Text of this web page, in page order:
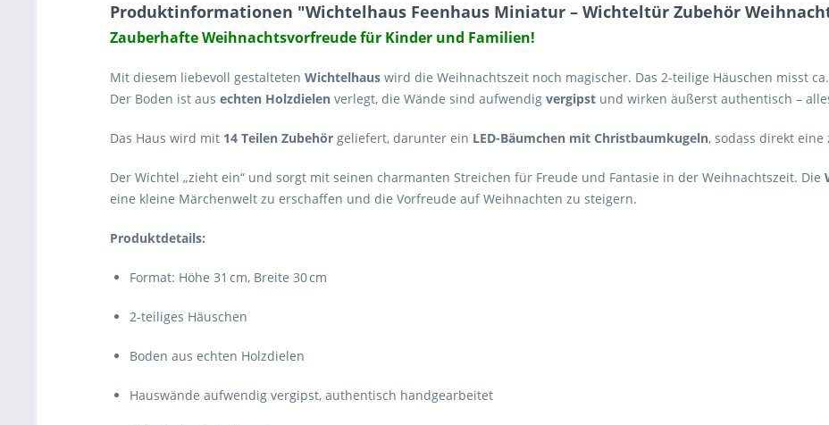
Produktinformationen "Wichtelhaus Feenhaus Miniatur – Wichteltür Zubehör
Zauberhafte Weihnachtsvorfreude für Kinder und Familien!
Mit diesem liebevoll gestalteten Wichtelhaus wird die Weihnachtszeit noch magischer. Das 2-teilige Häuschen misst
Der Boden ist aus echten Holzdielen verlegt, die Wände sind aufwendig vergipst und wirken äußerst authentisch –
Das Haus wird mit 14 Teilen Zubehör geliefert, darunter ein LED-Bäumchen mit Christbaumkugeln, sodass direkt
Der Wichtel „zieht ein“ und sorgt mit seinen charmanten Streichen für Freude und Fantasie in der Weihnachtszeit. Die
eine kleine Märchenwelt zu erschaffen und die Vorfreude auf Weihnachten zu steigern.
Produktdetails:
Format: Höhe 31 cm, Breite 30 cm
2-teiliges Häuschen
Boden aus echten Holzdielen
Hauswände aufwendig vergipst, authentisch handgearbeitet